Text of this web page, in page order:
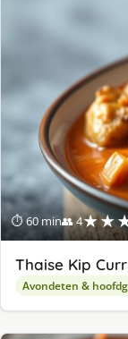
⏱ 60 min👥 4
Thaise Kip
Avondeten &